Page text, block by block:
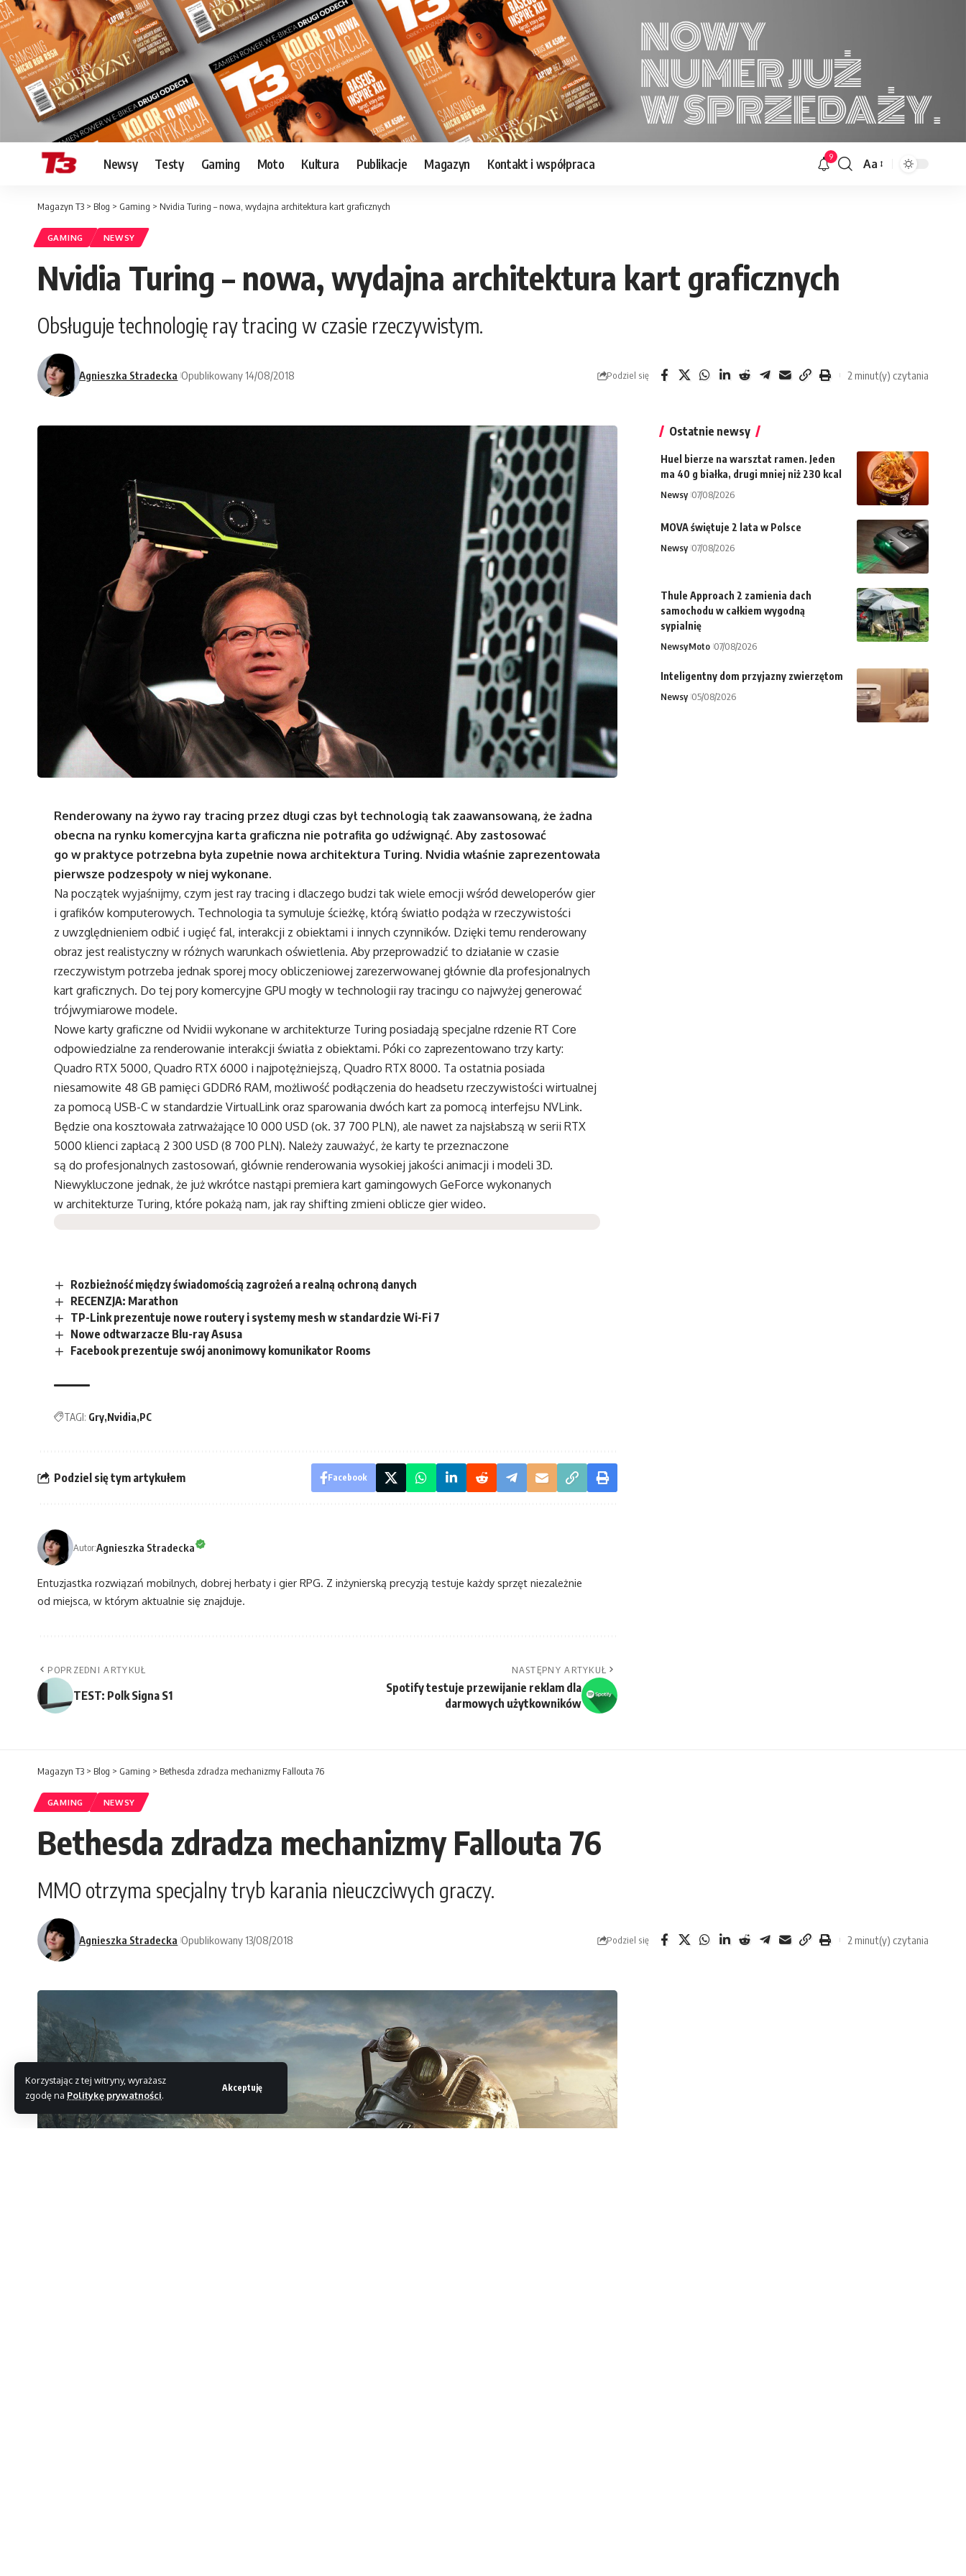
Korzystając z tej witryny, wyrażasz
zgodę na Politykę prywatności.
Akceptuję
Newsy Testy Gaming Moto Kultura Publikacje Magazyn Kontakt i współpraca 9
Font
Aa
Magazyn T3 > Blog > Gaming > Nvidia Turing – nowa, wydajna architektura kart graficznych
GAMING NEWSY
Nvidia Turing – nowa, wydajna architektura kart graficznych
Obsługuje technologię ray tracing w czasie rzeczywistym.
Agnieszka Stradecka Opublikowany 14/08/2018 Podziel się 2 minut(y) czytania
Renderowany na żywo ray tracing przez długi czas był technologią tak zaawansowaną, że żadna
obecna na rynku komercyjna karta graficzna nie potrafiła go udźwignąć. Aby zastosować
go w praktyce potrzebna była zupełnie nowa architektura Turing. Nvidia właśnie zaprezentowała
pierwsze podzespoły w niej wykonane.
Na początek wyjaśnijmy, czym jest ray tracing i dlaczego budzi tak wiele emocji wśród deweloperów gier
i grafików komputerowych. Technologia ta symuluje ścieżkę, którą światło podąża w rzeczywistości
z uwzględnieniem odbić i ugięć fal, interakcji z obiektami i innych czynników. Dzięki temu renderowany
obraz jest realistyczny w różnych warunkach oświetlenia. Aby przeprowadzić to działanie w czasie
rzeczywistym potrzeba jednak sporej mocy obliczeniowej zarezerwowanej głównie dla profesjonalnych
kart graficznych. Do tej pory komercyjne GPU mogły w technologii ray tracingu co najwyżej generować
trójwymiarowe modele.
Nowe karty graficzne od Nvidii wykonane w architekturze Turing posiadają specjalne rdzenie RT Core
odpowiedzialne za renderowanie interakcji światła z obiektami. Póki co zaprezentowano trzy karty:
Quadro RTX 5000, Quadro RTX 6000 i najpotężniejszą, Quadro RTX 8000. Ta ostatnia posiada
niesamowite 48 GB pamięci GDDR6 RAM, możliwość podłączenia do headsetu rzeczywistości wirtualnej
za pomocą USB-C w standardzie VirtualLink oraz sparowania dwóch kart za pomocą interfejsu NVLink.
Będzie ona kosztowała zatrważające 10 000 USD (ok. 37 700 PLN), ale nawet za najsłabszą w serii RTX
5000 klienci zapłacą 2 300 USD (8 700 PLN). Należy zauważyć, że karty te przeznaczone
są do profesjonalnych zastosowań, głównie renderowania wysokiej jakości animacji i modeli 3D.
Niewykluczone jednak, że już wkrótce nastąpi premiera kart gamingowych GeForce wykonanych
w architekturze Turing, które pokażą nam, jak ray shifting zmieni oblicze gier wideo.
Rozbieżność między świadomością zagrożeń a realną ochroną danych
RECENZJA: Marathon
TP-Link prezentuje nowe routery i systemy mesh w standardzie Wi-Fi 7
Nowe odtwarzacze Blu-ray Asusa
Facebook prezentuje swój anonimowy komunikator Rooms
TAGI: Gry Nvidia PC
Podziel się tym artykułem Facebook
Autor:Agnieszka Stradecka
Entuzjastka rozwiązań mobilnych, dobrej herbaty i gier RPG. Z inżynierską precyzją testuje każdy sprzęt niezależnie
od miejsca, w którym aktualnie się znajduje.
POPRZEDNI ARTYKUŁ
TEST: Polk Signa S1
NASTĘPNY ARTYKUŁ
Spotify testuje przewijanie reklam dla
darmowych użytkowników
Ostatnie newsy
Huel bierze na warsztat ramen. Jeden
ma 40 g białka, drugi mniej niż 230 kcal
Newsy 07/08/2026
MOVA świętuje 2 lata w Polsce
Newsy 07/08/2026
Thule Approach 2 zamienia dach
samochodu w całkiem wygodną
sypialnię
NewsyMoto 07/08/2026
Inteligentny dom przyjazny zwierzętom
Newsy 05/08/2026
Magazyn T3 > Blog > Gaming > Bethesda zdradza mechanizmy Fallouta 76
GAMING NEWSY
Bethesda zdradza mechanizmy Fallouta 76
MMO otrzyma specjalny tryb karania nieuczciwych graczy.
Agnieszka Stradecka Opublikowany 13/08/2018 Podziel się 2 minut(y) czytania